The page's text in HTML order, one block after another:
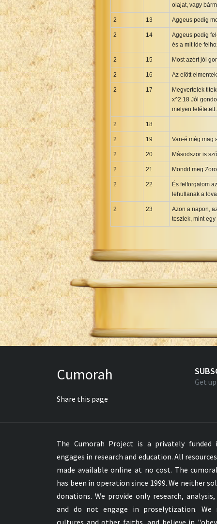
Swahili New Testament
Swedish 1917 Bible
Tagalog 1905
Tagalog John and James
Ukrainian 1871 NT
Ukrainian Bible
Vietnamese 1934 Bible
Xhosa Bible
olajat, vagy
2 13 Aggeus pedig
2 14
Aggeus pedig
és a mit ide
2 15 Most azért jól
2 16 Az elõtt
2 17
Megvertelek
x^2.18 Jól
melyen
2 18
2 19 Van-é még mag
2 20 Másodszor is
2 21 Mondd meg
2 22
És felforgatom
lehullanak a
2 23
Azon a napon,
teszlek, mint
Cumorah
Share this page
Get
The Cumorah Project is a privately
engages in research and education. All
made available online at no cost. The
has been in operation since 1999. We neither
donations. We provide only research, analysis,
and do not engage in proselytization. We
cultures and other faiths, and believe in